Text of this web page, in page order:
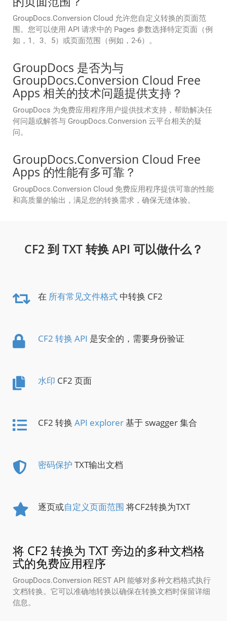
GroupDocs.Conversion Cloud 允许您自定义转换的页面范
围。您可以使用 API 请求中的 Pages 参数选择特定页面（例
如，1、3、5）或页面范围（例如，2-6）。
GroupDocs 是否为与
GroupDocs.Conversion Cloud Free
Apps 相关的技术问题提供支持？
GroupDocs 为免费应用程序用户提供技术支持，帮助解决任
何问题或解答与 GroupDocs.Conversion 云平台相关的疑
问。
GroupDocs.Conversion Cloud Free
Apps 的性能有多可靠？
GroupDocs.Conversion Cloud 免费应用程序提供可靠的性能
和高质量的输出，满足您的转换需求，确保无缝体验。
CF2 到 TXT 转换 API 可以做什么？
在 所有常见文件格式 中转换 CF2
CF2 转换 API 是安全的，需要身份验证
水印 CF2 页面
CF2 转换 API explorer基于 swagger 集合
密码保护 TXT输出文档
逐页或自定义页面范围 将CF2转换为TXT
将 CF2 转换为 TXT 旁边的多种文档格
式的免费应用程序
GroupDocs.Conversion REST API 能够对多种文档格式执行
文档转换。它可以准确地转换以确保在转换文档时保留详细
信息。